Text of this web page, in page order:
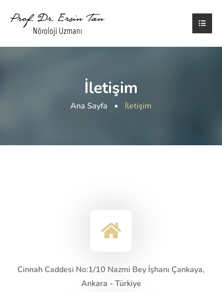
İletişim
Ana Sayfa İletişim
Cinnah Caddesi No:1/10 Nazmi Bey İşhanı Çankaya,
Ankara - Türkiye